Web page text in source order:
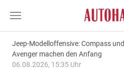
Jeep-Modelloffensive: Compass und
Avenger machen den Anfang
06.08.2026, 15:35 Uhr